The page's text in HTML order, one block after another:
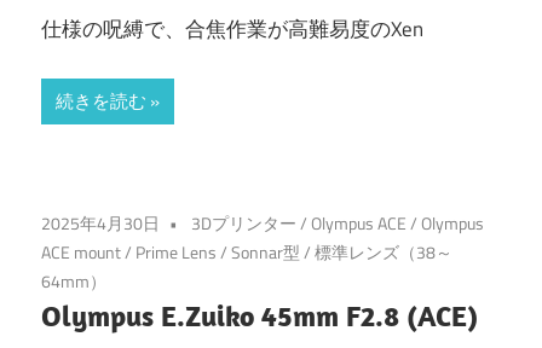
仕様の呪縛で、合焦作業が高難易度のXen
続きを読む
2025年4月30日 3Dプリンター/Olympus ACE/Olympus
ACE mount/ Prime Lens/Sonnar型/標準レンズ（38～
64mm）
Olympus E.Zuiko 45mm F2.8 (ACE)